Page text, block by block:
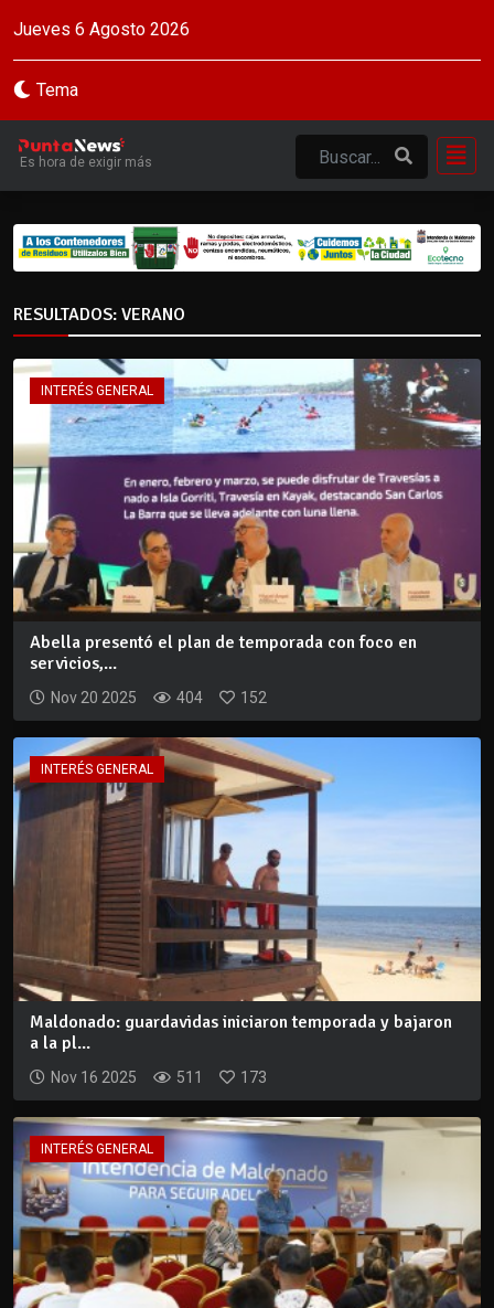
Jueves 6 Agosto 2026
Tema
Es hora de exigir más
RESULTADOS: VERANO
INTERÉS GENERAL
Abella presentó el plan de temporada con foco en
servicios,...
Nov 20 2025 404 152
INTERÉS GENERAL
Maldonado: guardavidas iniciaron temporada y bajaron
a la pl...
Nov 16 2025 511 173
INTERÉS GENERAL